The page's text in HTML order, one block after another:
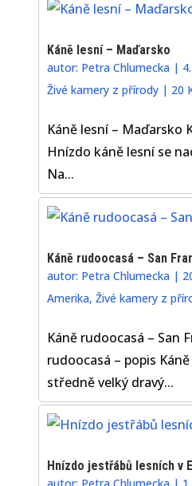
Káně lesní – Maďarsko
autor: Petra Chlumecka |
Živé kamery z přírody | 20
Káně lesní – Maďarsko
Hnízdo káně lesní se
Na...
Káně rudoocasá – San
autor: Petra Chlumecka |
Amerika,Živé kamery z
Káně rudoocasá – San
rudoocasá – popis
středně velký dravý...
Hnízdo jestřábů lesních v